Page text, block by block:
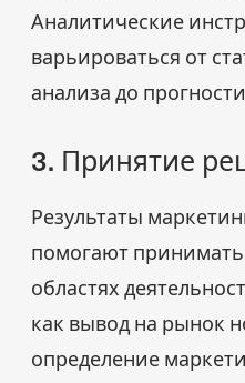
Аналитические
варьироваться от
анализа до
3. Принятие
Результаты
помогают
областях
как вывод на рынок
определение